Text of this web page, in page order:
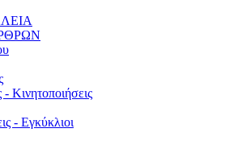
Κινητοποιήσεις
- Εγκύκλιοι